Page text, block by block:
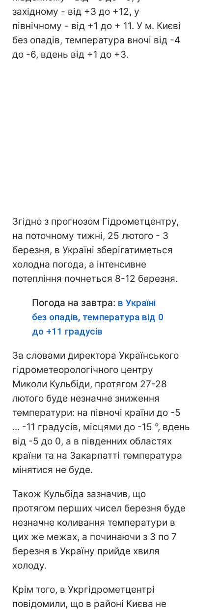
західному - від +3 до +12, у
північному - від +1 до + 11. У м. Києві
без опадів, температура вночі від -4
до -6, вдень від +1 до +3.
Згідно з прогнозом Гідрометцентру,
на поточному тижні, 25 лютого - 3
березня, в Україні зберігатиметься
холодна погода, а інтенсивне
потепління почнеться 8-12 березня.
Погода на завтра: в Україні
без опадів, температура від 0
до +11 градусів
За словами директора Українського
гідрометеорологічного центру
Миколи Кульбіди, протягом 27-28
лютого буде незначне зниження
температури: на півночі країни до -5
... -11 градусів, місцями до -15 °, вдень
від -5 до 0, а в південних областях
країни та на Закарпатті температура
мінятися не буде.
Також Кульбіда зазначив, що
протягом перших чисел березня буде
незначне коливання температури в
цих же межах, а починаючи з 3 по 7
березня в Україну прийде хвиля
холоду.
Крім того, в Укргідрометцентрі
повідомили, що в районі Києва не